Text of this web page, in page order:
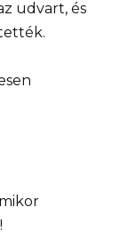
udvart, és